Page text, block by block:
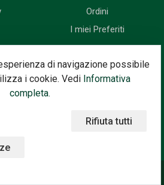
di navigazione possibile
i cookie. Vedi Informativa
completa.
Rifiuta tutti
Ordini
I miei Preferiti
newsletter. Riceverai prima di tutti le
i prossimi eventi...
Iscriviti